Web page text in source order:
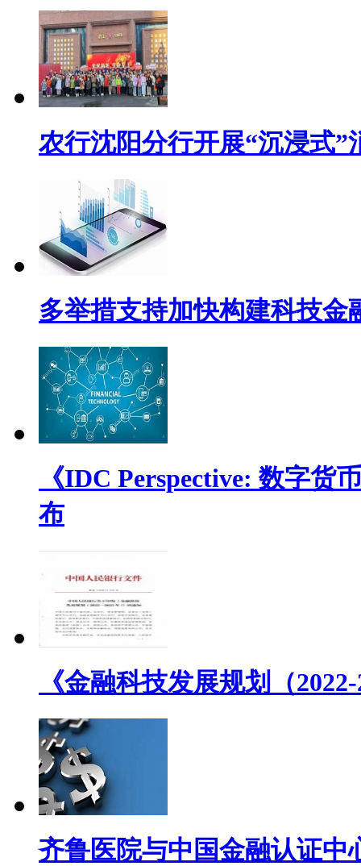
农行沈阳分行开展“沉浸式
多举措支持加快构建科技金
《IDC Perspective: 数字货
布
《金融科技发展规划（
齐鲁医院与中国金融认证